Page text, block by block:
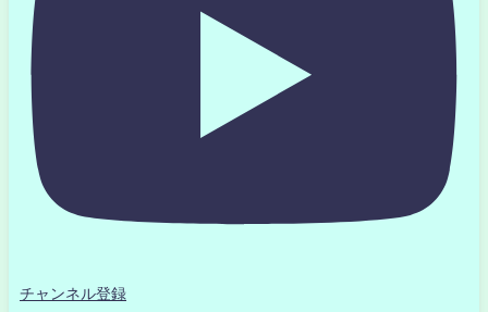
チャンネル登録